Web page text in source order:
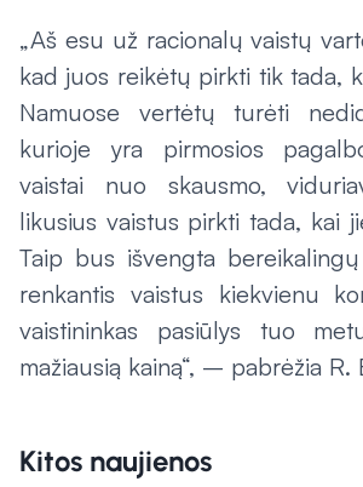
„Aš esu už racionalų vaistų
kad juos reikėtų pirkti tik tada,
Namuose vertėtų turėti
kurioje yra pirmosios
vaistai nuo skausmo,
likusius vaistus pirkti tada, kai
Taip bus išvengta
renkantis vaistus kiekvienu
vaistininkas pasiūlys tuo
mažiausią kainą“, – pabrėžia R.
Kitos naujienos